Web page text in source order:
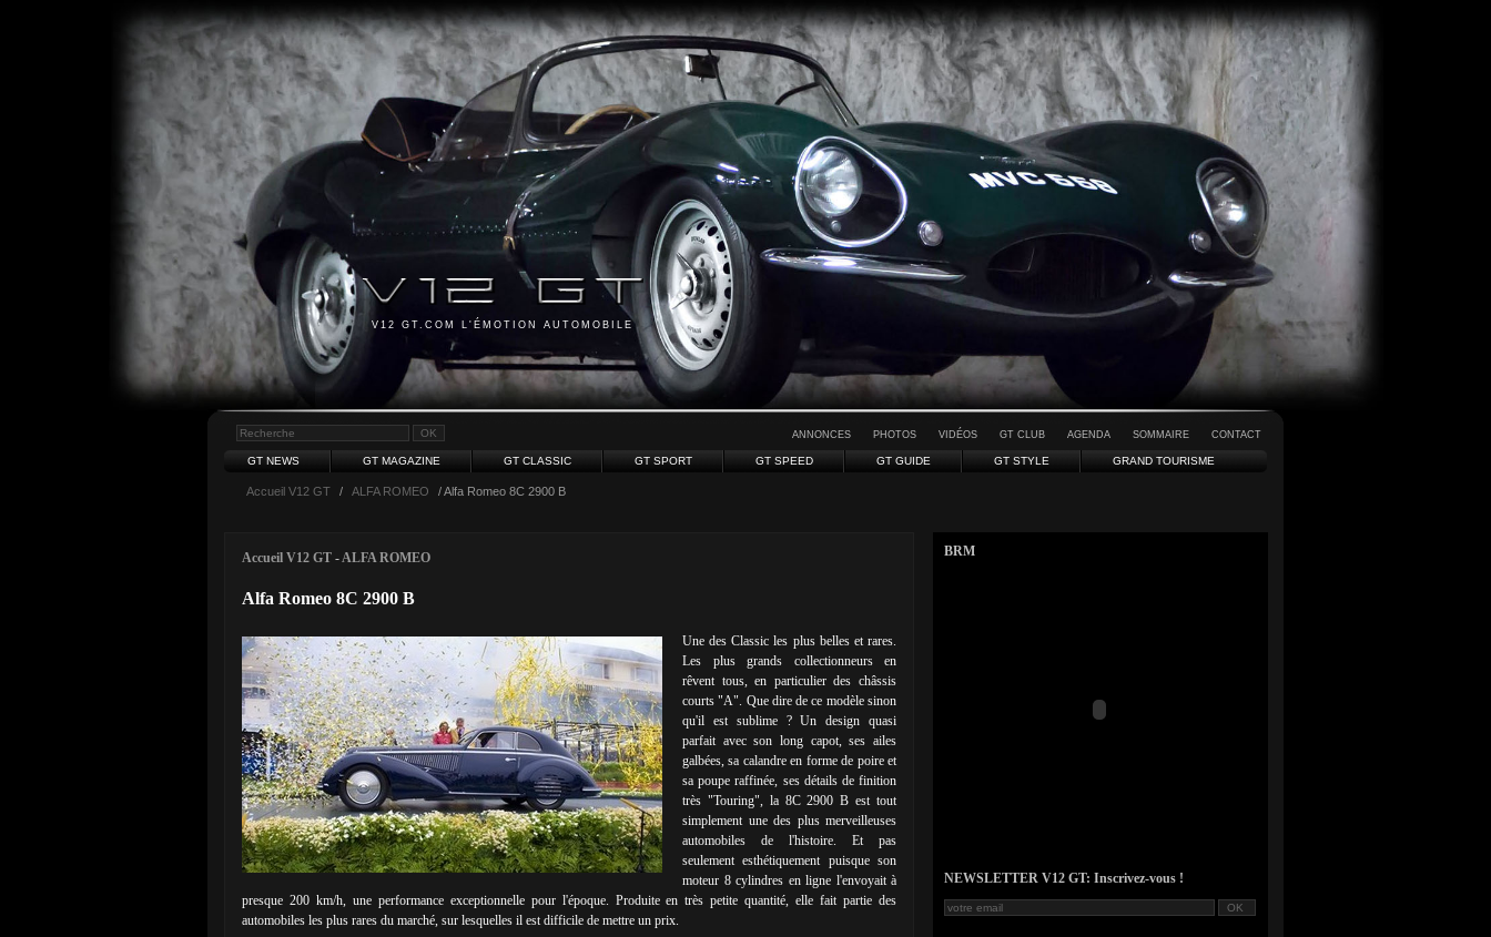
V12 GT.COM L'ÉMOTION AUTOMOBILE
ANNONCES PHOTOS VIDÉOS GT CLUB AGENDA SOMMAIRE CONTACT
GT NEWS GT MAGAZINE GT CLASSIC GT SPORT GT SPEED GT GUIDE GT STYLE GRAND TOURISME
Accueil V12 GT / ALFA ROMEO / Alfa Romeo 8C 2900 B
Accueil V12 GT -ALFA ROMEO
Alfa Romeo 8C 2900 B
Une des Classic les plus belles et rares.
Les plus grands collectionneurs en
rêvent tous, en particulier des châssis
courts "A". Que dire de ce modèle sinon
qu'il est sublime ? Un design quasi
parfait avec son long capot, ses ailes
galbées, sa calandre en forme de poire et
sa poupe raffinée, ses détails de finition
très "Touring", la 8C 2900 B est tout
simplement une des plus merveilleuses
automobiles de l'histoire. Et pas
seulement esthétiquement puisque son
moteur 8 cylindres en ligne l'envoyait à
presque 200 km/h, une performance exceptionnelle pour l'époque. Produite en très petite quantité, elle fait partie des
automobiles les plus rares du marché, sur lesquelles il est difficile de mettre un prix.
BRM
NEWSLETTER V12 GT: Inscrivez-vous !